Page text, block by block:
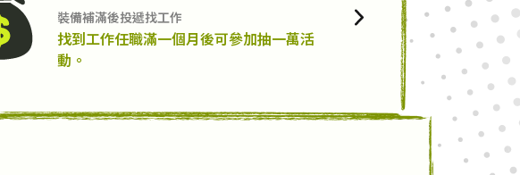
裝備補滿後投遞找工作
找到工作任職滿一個月後可參加抽一萬活
動。